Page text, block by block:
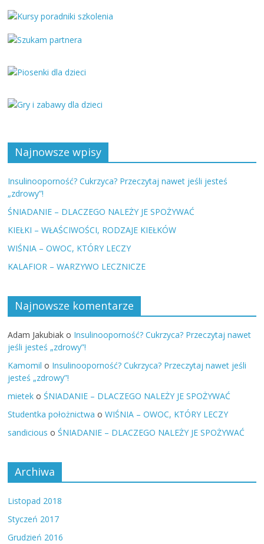
Najnowsze wpisy
Insulinooporność? Cukrzyca? Przeczytaj nawet jeśli jesteś
„zdrowy”!
ŚNIADANIE – DLACZEGO NALEŻY JE SPOŻYWAĆ
KIEŁKI – WŁAŚCIWOŚCI, RODZAJE KIEŁKÓW
WIŚNIA – OWOC, KTÓRY LECZY
KALAFIOR – WARZYWO LECZNICZE
Najnowsze komentarze
Adam Jakubiak o Insulinooporność? Cukrzyca? Przeczytaj nawet
jeśli jesteś „zdrowy”!
Kamomil o Insulinooporność? Cukrzyca? Przeczytaj nawet jeśli
jesteś „zdrowy”!
mietek oŚNIADANIE – DLACZEGO NALEŻY JE SPOŻYWAĆ
Studentka położnictwa oWIŚNIA – OWOC, KTÓRY LECZY
sandicious oŚNIADANIE – DLACZEGO NALEŻY JE SPOŻYWAĆ
Archiwa
Listopad 2018
Styczeń 2017
Grudzień 2016